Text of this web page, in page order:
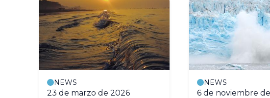
NEWS
23 de marzo de 2026
NEWS
6 de noviembre